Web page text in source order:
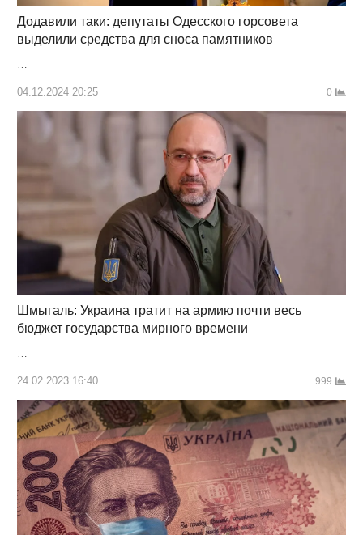
Додавили таки: депутаты Одесского горсовета
выделили средства для сноса памятников
04.12.2024 20:25 0
Шмыгаль: Украина тратит на армию почти весь
бюджет государства мирного времени
…
24.02.2023 16:40 999